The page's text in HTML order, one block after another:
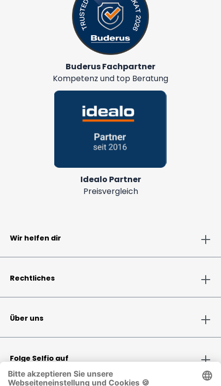
Buderus Fachpartner
Kompetenz und top Beratung
Idealo Partner
Preisvergleich
Wir helfen dir
Rechtliches
Über uns
Folge Selfio auf